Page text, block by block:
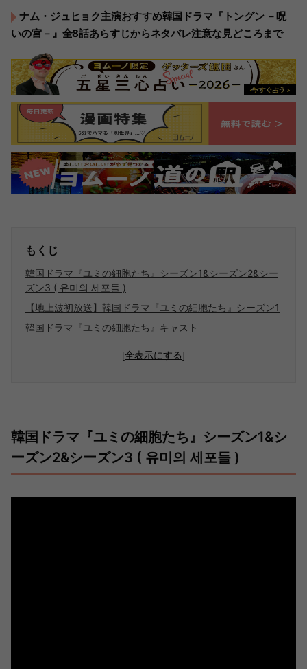
ナム・ジュヒョク主演おすすめ韓国ドラマ『トングン －呪
いの宮－』全8話あらすじからネタバレ注意な見どころまで
もくじ
韓国ドラマ『ユミの細胞たち』シーズン1&シーズン2&シー
ズン3 ( 유미의 세포들 )
【地上波初放送】韓国ドラマ『ユミの細胞たち』シーズン1
韓国ドラマ『ユミの細胞たち』キャスト
[全表示にする]
韓国ドラマ『ユミの細胞たち』シーズン1&シ
ーズン2&シーズン3 ( 유미의 세포들 )